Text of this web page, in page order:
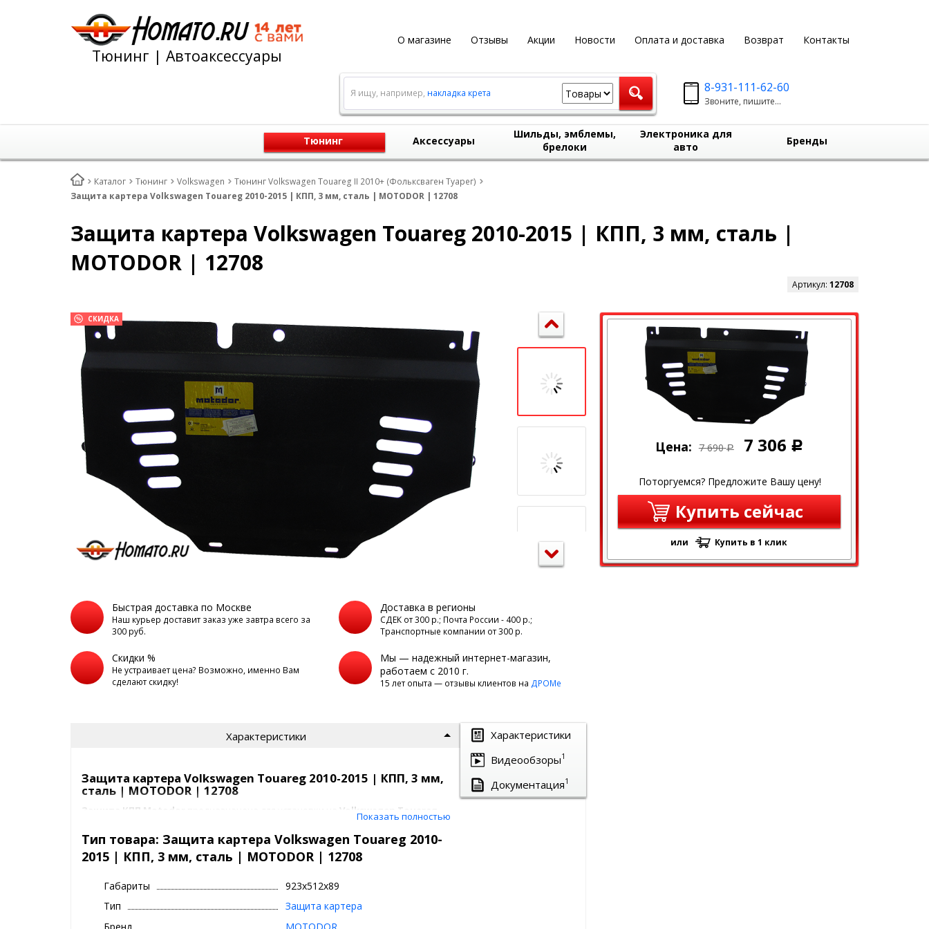
О магазине Отзывы Акции Новости Оплата и доставка Возврат Контакты
Тюнинг | Автоаксессуары
8-931-111-62-60
Звоните, пишите...
Я ищу, например, накладка крета
Тюнинг Аксессуары
Шильды, эмблемы,
брелоки
Электроника для
авто
Бренды
Каталог Тюнинг Volkswagen
Тюнинг Volkswagen Touareg II 2010+ (Фольксваген Туарег)
Защита картера Volkswagen Touareg 2010-2015 | КПП, 3 мм, сталь | MOTODOR | 12708
Защита картера Volkswagen Touareg 2010-2015 | КПП, 3 мм, сталь |
MOTODOR | 12708
Артикул: 12708
СКИДКА
Цена: 7 690 Р 7 306 Р
Поторгуемся? Предложите Вашу цену!
Купить сейчас
или Купить в 1 клик
Быстрая доставка по Москве
Наш курьер доставит заказ уже завтра всего за
300 руб.
Доставка в регионы
СДЕК от 300 р.; Почта России - 400 р.;
Транспортные компании от 300 р.
Скидки %
Не устраивает цена? Возможно, именно Вам
сделают скидку!
Мы — надежный интернет-магазин,
работаем с 2010 г.
15 лет опыта — отзывы клиентов на ДРОМе
Характеристики
Видеообзоры1
Документация1
Характеристики
Защита картера Volkswagen Touareg 2010-2015 | КПП, 3 мм,
сталь | MOTODOR | 12708
Защита КПП Motodor
Volkswagen Touareg
. Конструкция обеспечивает надёжную защиту коробки передач от
механических повреждений, вызванных ударами, камнями, льдом и другими
препятствиями на дороге.
Марка и модель:
Тип кузова:Внедорожник
Показать полностью
Тип товара: Защита картера Volkswagen Touareg 2010-
2015 | КПП, 3 мм, сталь | MOTODOR | 12708
Габариты
923x512x89
Тип
Защита картера